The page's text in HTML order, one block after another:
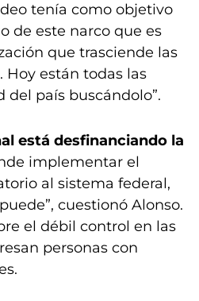
tenía como objetivo
de este narco que es
que trasciende las
Hoy están todas las
del país buscándolo”.
está desfinanciando la
implementar el
al sistema federal,
cuestionó Alonso.
el débil control en las
personas con